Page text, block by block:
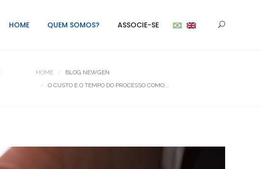
HOME QUEM SOMOS? ASSOCIE-SE
HOME
BLOG NEWGEN
O CUSTO E O TEMPO DO PROCESSO COMO...